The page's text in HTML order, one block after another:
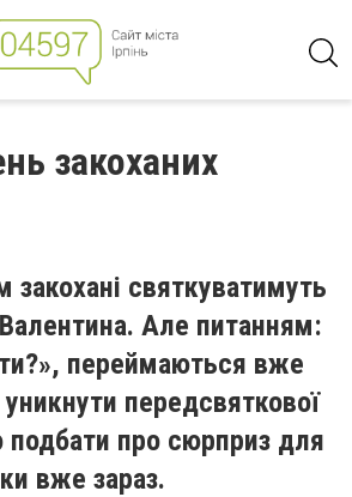
закоханих
святкуватимуть
Але питанням:
переймаються вже
передсвяткової
подбати про сюрприз для
вже зараз.